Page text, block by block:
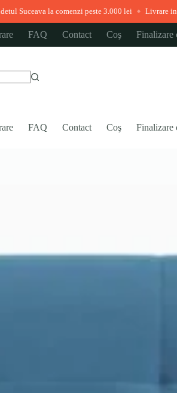
la comenzi peste 3.000 lei ◆ Livrare in 24-48h
FAQ Contact Coş Finalizare
FAQ Contact Coş Finalizare